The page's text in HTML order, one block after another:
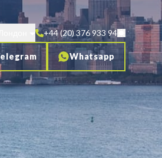
+44 (20) 376 933 94
Whatsapp